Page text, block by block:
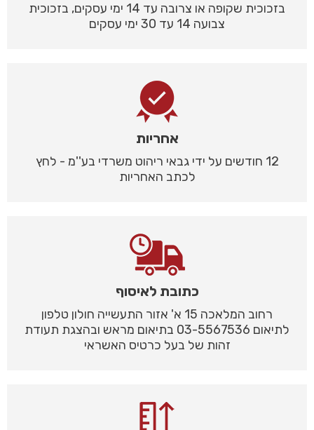
בזכוכית שקופה או צרובה עד 14 ימי עסקים, בזכוכית
צבועה 14 עד 30 ימי עסקים
אחריות
12 חודשים על ידי גבאי ריהוט משרדי בע''מ - לחץ
לכתב האחריות
כתובת לאיסוף
רחוב המלאכה 15 א' אזור התעשייה חולון טלפון
לתיאום 03-5567536 בתיאום מראש ובהצגת תעודת
זהות של בעל כרטיס האשראי